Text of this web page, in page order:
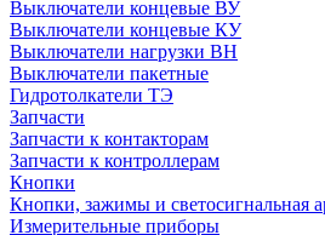
Выключатели концевые ВУ
Выключатели концевые КУ
Выключатели нагрузки ВН
Выключатели пакетные
Гидротолкатели ТЭ
Запчасти
Запчасти к контакторам
Запчасти к контроллерам
Кнопки
Кнопки, зажимы и светосигнальная
Измерительные приборы